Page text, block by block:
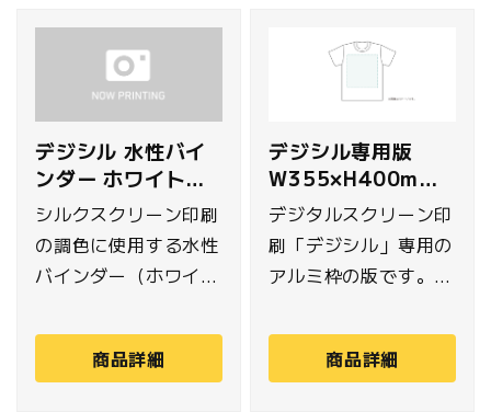
デジシル 水性バイ
ンダー ホワイト
5kg
シルクスクリーン印刷
の調色に使用する水性
バインダー（ホワイ
ドや小ロットの生産で
も使い切りやすい5kg
商品詳細
デジシル専用版
W355×H400mm
(Tシャツ前面・背
面用)
デジタルスクリーン印
刷「デジシル」専用の
アルミ枠の版です。紗
範囲以外に乳剤を塗り
露光したもので、プリ
商品詳細